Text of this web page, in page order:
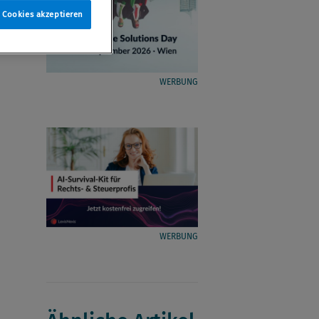
WERBUNG
WERBUNG
Cookies akzeptieren